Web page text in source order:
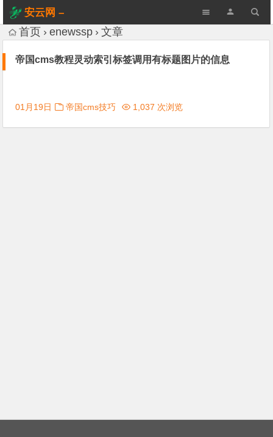
安云网 –
AnYun.ORG
首页 enewssp 文章
帝国cms教程灵动索引标签调用有标题图片的信息
01月19日 帝国cms技巧 1,037 次浏览